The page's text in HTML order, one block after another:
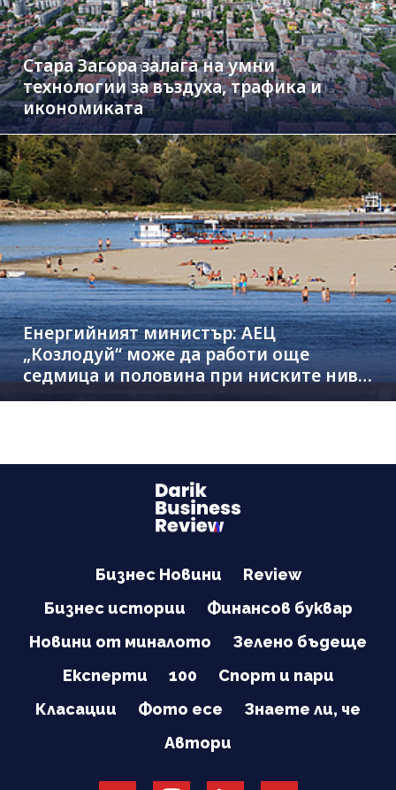
Стара Загора залага на умни
технологии за въздуха, трафика и
икономиката
Енергийният министър: АЕЦ
„Козлодуй“ може да работи още
седмица и половина при ниските нива
на Дунав
Бизнес Новини
Review
Бизнес истории
Финансов буквар
Новини от миналото
Зелено бъдеще
Експерти
100
Спорт и пари
Класации
Фото есе
Знаете ли, че
Автори